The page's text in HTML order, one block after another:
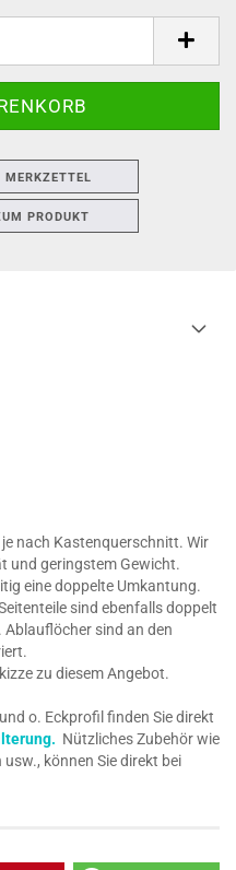
MERKZETTEL
PRODUKT
nach Kastenquerschnitt. Wir
und geringstem Gewicht.
eine doppelte Umkantung.
sind ebenfalls doppelt
sind an den
zu diesem Angebot.
o. Eckprofil finden Sie direkt
Nützliches Zubehör wie
können Sie direkt bei